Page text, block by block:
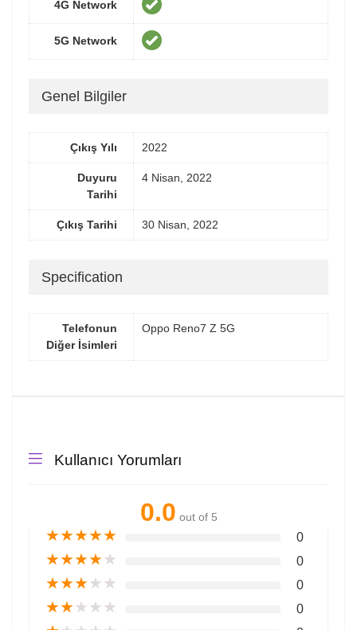
4G Network
5G Network
Genel Bilgiler
Çıkış Yılı 2022
Duyuru
Tarihi
4 Nisan, 2022
Çıkış Tarihi 30 Nisan, 2022
Specification
Telefonun
Diğer İsimleri
Oppo Reno7 Z 5G
Kullanıcı Yorumları
0.0 out of 5
★★★★★ 0
★★★★★ 0
★★★★★ 0
★★★★★ 0